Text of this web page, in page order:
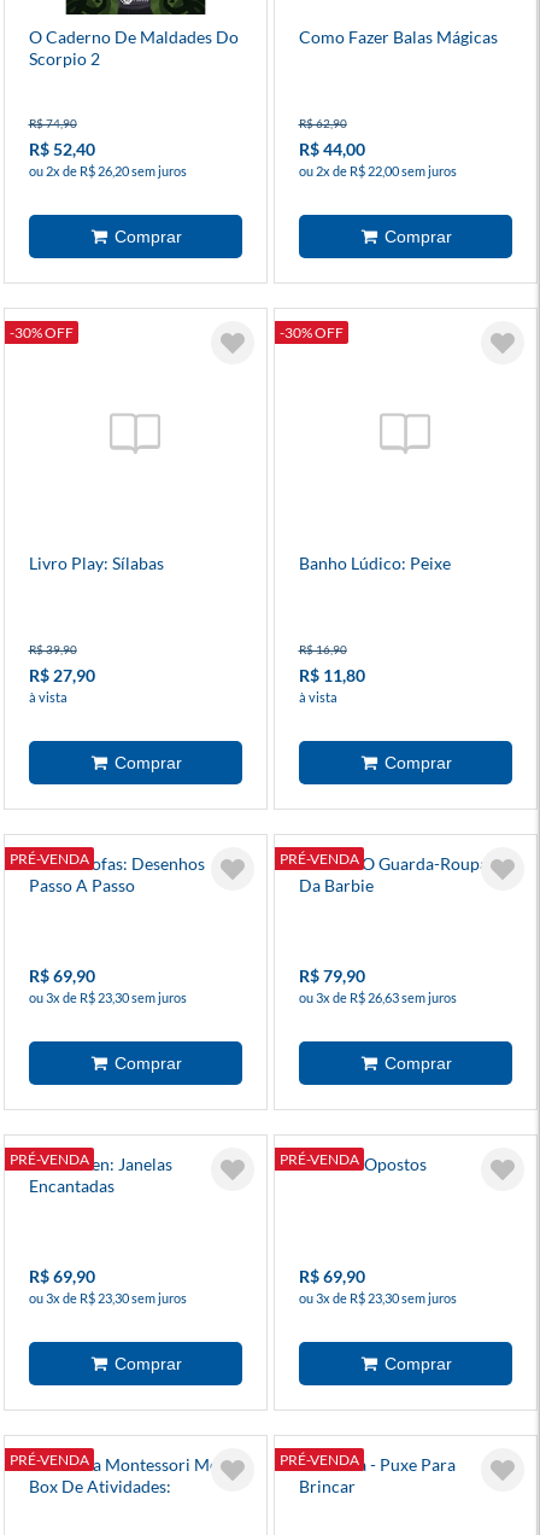
O Caderno De Maldades Do
Scorpio 2
R$ 74,90
R$ 52,40
ou 2x de R$ 26,20 sem juros
Como Fazer Balas Mágicas
R$ 62,90
R$ 44,00
ou 2x de R$ 22,00 sem juros
-30% OFF
Livro Play: Sílabas
R$ 39,90
R$ 27,90
à vista
-30% OFF
Banho Lúdico: Peixe
R$ 16,90
R$ 11,80
à vista
PRÉ-VENDA
Coisas Fofas: Desenhos
Passo A Passo
R$ 69,90
ou 3x de R$ 23,30 sem juros
PRÉ-VENDA
Barbie - O Guarda-Roupa
Da Barbie
R$ 79,90
ou 3x de R$ 26,63 sem juros
PRÉ-VENDA
Halloween: Janelas
Encantadas
R$ 69,90
ou 3x de R$ 23,30 sem juros
PRÉ-VENDA
Animais Opostos
R$ 69,90
ou 3x de R$ 23,30 sem juros
PRÉ-VENDA
Escolinha Montessori Meu P
Box De Atividades:
PRÉ-VENDA
Joaninha - Puxe Para
Brincar